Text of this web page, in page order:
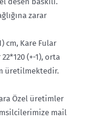
zarar
cm, Kare Fular
(+-1), orta
üretilmektedir.
Özel üretimler
mail